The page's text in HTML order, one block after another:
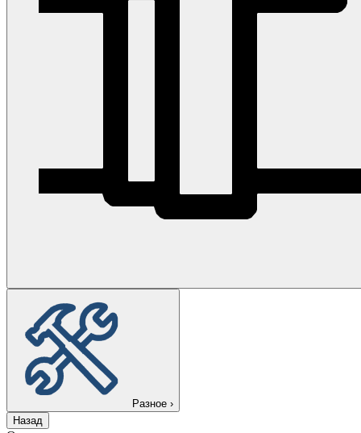
Разное ›
Назад